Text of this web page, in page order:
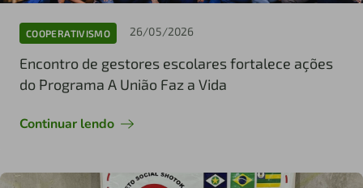
COOPERATIVISMO 26/05/2026
Encontro de gestores escolares fortalece ações
do Programa A União Faz a Vida
Continuar lendo